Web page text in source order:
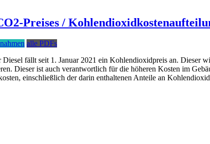
Preises /
alle PDFs
fällt seit 1. Januar 2021 ein Kohlendioxidpreis an.
Dieser ist auch verantwortlich für die höheren Kosten im
einschließlich der darin enthaltenen Anteile an